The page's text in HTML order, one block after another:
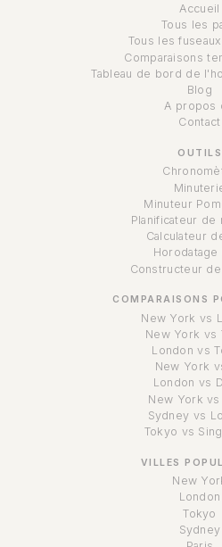
Accueil
Tous les
Tous les
Comparaisons
Tableau de bord de
Blog
A propos
Contact
OUTILS
Minuteur
Planificateur de
Calculateur
Horodatage
Constructeur
COMPARAISONS
New York vs
New York vs
London vs
New York
London vs
New York vs
Sydney vs
Tokyo vs
VILLES
New
London
Tokyo
Sydney